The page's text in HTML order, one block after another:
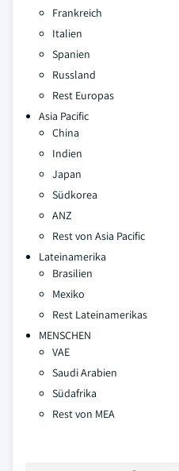
Frankreich
Italien
Spanien
Russland
Rest Europas
Asia Pacific
China
Indien
Japan
Südkorea
ANZ
Rest von Asia Pacific
Lateinamerika
Brasilien
Mexiko
Rest Lateinamerikas
MENSCHEN
VAE
Saudi Arabien
Südafrika
Rest von MEA